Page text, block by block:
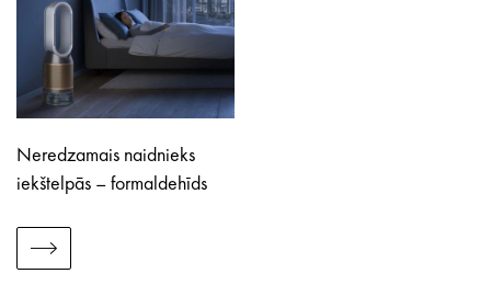
Neredzamais naidnieks
iekštelpās – formaldehīds